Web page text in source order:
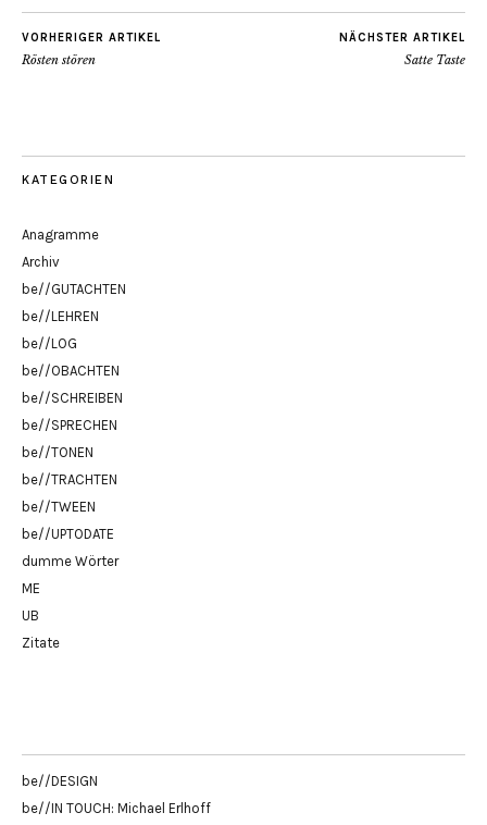
VORHERIGER ARTIKEL
Rösten stören
NÄCHSTER ARTIKEL
Satte Taste
KATEGORIEN
Anagramme
Archiv
be//GUTACHTEN
be//LEHREN
be//LOG
be//OBACHTEN
be//SCHREIBEN
be//SPRECHEN
be//TONEN
be//TRACHTEN
be//TWEEN
be//UPTODATE
dumme Wörter
ME
UB
Zitate
be//DESIGN
be//IN TOUCH: Michael Erlhoff